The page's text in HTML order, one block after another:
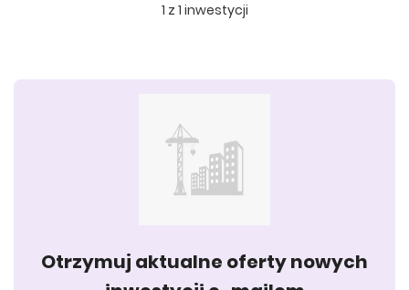
1 z 1 inwestycji
Otrzymuj aktualne oferty nowych